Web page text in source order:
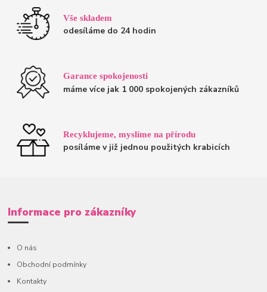
Vše skladem
odesíláme do 24 hodin
Garance spokojenosti
máme více jak 1 000 spokojených zákazníků
Recyklujeme, myslíme na přírodu
posíláme v již jednou použitých krabicích
Informace pro zákazníky
O nás
Obchodní podmínky
Kontakty